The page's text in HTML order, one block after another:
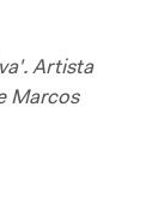
Artista
Marcos